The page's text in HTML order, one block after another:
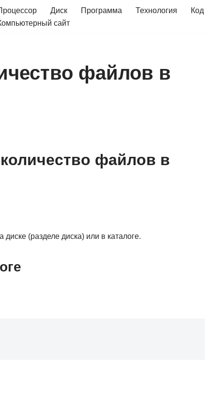
Диск Программа Технология Код
сайт
файлов в
файлов в
(разделе диска) или в каталоге.